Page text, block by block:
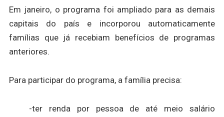
Em janeiro, o programa foi ampliado para as demais
capitais do país e incorporou automaticamente
famílias que já recebiam benefícios de programas
anteriores.
Para participar do programa, a família precisa:
-ter renda por pessoa de até meio salário